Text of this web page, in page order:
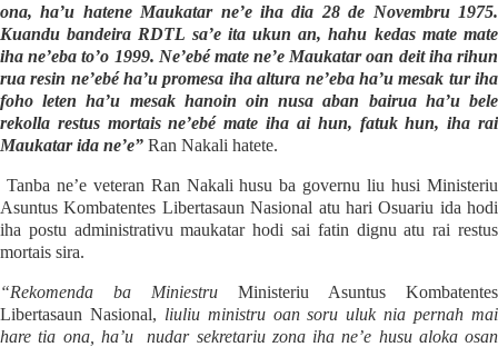
ona, ha’u hatene Maukatar ne’e iha dia 28 de Novembru 1975.
Kuandu bandeira RDTL sa’e ita ukun an, hahu kedas mate mate
iha ne’eba to’o 1999. Ne’ebé mate ne’e Maukatar oan deit iha rihun
rua resin ne’ebé ha’u promesa iha altura ne’eba ha’u mesak tur iha
foho leten ha’u mesak hanoin oin nusa aban bairua ha’u bele
rekolla restus mortais ne’ebé mate iha ai hun, fatuk hun, iha rai
Maukatar ida ne’e” Ran Nakali hatete.
Tanba ne’e veteran Ran Nakali husu ba governu liu husi Ministeriu
Asuntus Kombatentes Libertasaun Nasional atu hari Osuariu ida hodi
iha postu administrativu maukatar hodi sai fatin dignu atu rai restus
mortais sira.
“Rekomenda ba Miniestru Ministeriu Asuntus Kombatentes
Libertasaun Nasional, liuliu ministru oan soru uluk nia pernah mai
hare tia ona, ha’u
nudar sekretariu zona iha ne’e husu aloka osan